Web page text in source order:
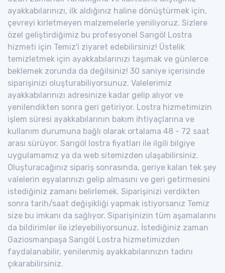
ayakkabılarınızı, ilk aldığınız haline dönüştürmek için,
çevreyi kirletmeyen malzemelerle yeniliyoruz. Sizlere
özel geliştirdiğimiz bu profesyonel Sarıgöl Lostra
hizmeti için Temiz'i ziyaret edebilirsiniz! Üstelik
temizletmek için ayakkabılarınızı taşımak ve günlerce
beklemek zorunda da değilsiniz! 30 saniye içerisinde
siparişinizi oluşturabiliyorsunuz. Valelerimiz
ayakkabılarınızı adresinize kadar gelip alıyor ve
yenilendikten sonra geri getiriyor. Lostra hizmetimizin
işlem süresi ayakkabılarının bakım ihtiyaçlarına ve
kullanım durumuna bağlı olarak ortalama 48 - 72 saat
arası sürüyor. Sarıgöl lostra fiyatları ile ilgili bilgiye
uygulamamız ya da web sitemizden ulaşabilirsiniz.
Oluşturacağınız sipariş sonrasında, geriye kalan tek şey
valelerin eşyalarınızı gelip almasını ve geri getirmesini
istediğiniz zamanı belirlemek. Siparişinizi verdikten
sonra tarih/saat değişikliği yapmak istiyorsanız Temiz
size bu imkanı da sağlıyor. Siparişinizin tüm aşamalarını
da bildirimler ile izleyebiliyorsunuz. İstediğiniz zaman
Gaziosmanpaşa Sarıgöl Lostra hizmetimizden
faydalanabilir, yenilenmiş ayakkabılarınızın tadını
çıkarabilirsiniz.